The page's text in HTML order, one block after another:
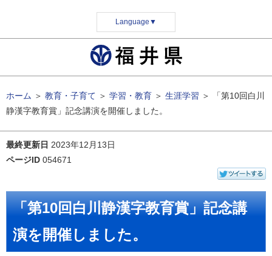
Language ▼
ホーム ＞ 教育・子育て ＞ 学習・教育 ＞ 生涯学習 ＞
「第10回白川
静漢字教育賞」記念講演を開催しました。
最終更新日 2023年12月13日
ページID 054671
「第10回白川静漢字教育賞」記念講
演を開催しました。